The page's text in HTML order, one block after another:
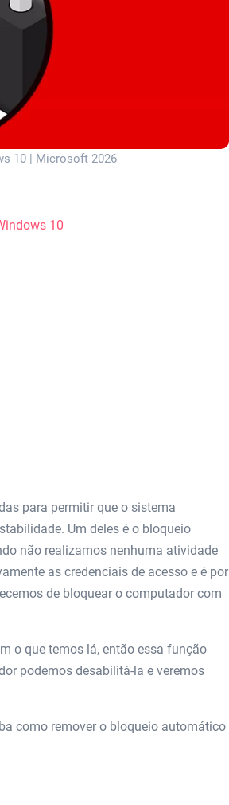
10 | Microsoft 2026
10
para permitir que o sistema
Um deles é o bloqueio
não realizamos nenhuma atividade
as credenciais de acesso e é por
de bloquear o computador com
o que temos lá, então essa função
podemos desabilitá-la e veremos
como remover o bloqueio automático